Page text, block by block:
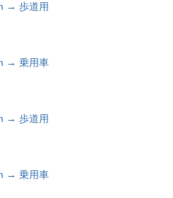
→ 歩道用
→ 乗用車
→ 歩道用
→ 乗用車